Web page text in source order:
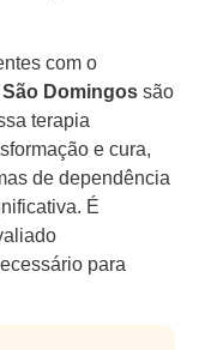
com o
São Domingos são
terapia
e cura,
de dependência
É
para